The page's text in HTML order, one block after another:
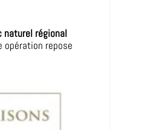
naturel régional
opération repose